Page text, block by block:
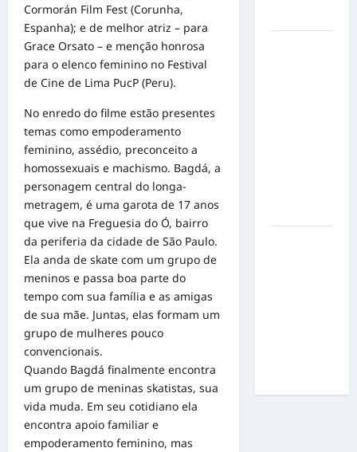
Cormorán Film Fest (Corunha,
Espanha); e de melhor atriz – para
Grace Orsato – e menção honrosa
para o elenco feminino no Festival
de Cine de Lima PucP (Peru).
No enredo do filme estão presentes
temas como empoderamento
feminino, assédio, preconceito a
homossexuais e machismo. Bagdá, a
personagem central do longa-
metragem, é uma garota de 17 anos
que vive na Freguesia do Ó, bairro
da periferia da cidade de São Paulo.
Ela anda de skate com um grupo de
meninos e passa boa parte do
tempo com sua família e as amigas
de sua mãe. Juntas, elas formam um
grupo de mulheres pouco
convencionais.
Quando Bagdá finalmente encontra
um grupo de meninas skatistas, sua
vida muda. Em seu cotidiano ela
encontra apoio familiar e
empoderamento feminino, mas